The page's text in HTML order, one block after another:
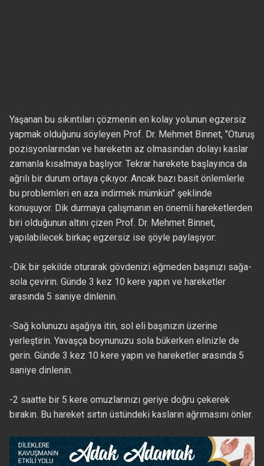
Yaşanan bu sıkıntıları çözmenin en kolay yolunun egzersiz
yapmak olduğunu söyleyen Prof. Dr. Mehmet Binnet, "Oturuş
pozisyonlarından ve hareketin az olmasından dolayı kaslar
zamanla kısalmaya başlıyor. Tekrar harekete başlayınca da
ağrılı bir durum ortaya çıkıyor. Ancak bazı basit önlemlerle
bu problemleri en aza indirmek mümkün" şeklinde
konuşuyor. Dik durmaya çalışmanın en önemli hareketlerden
biri olduğunun altını çizen Prof. Dr. Mehmet Binnet,
yapılabilecek birkaç egzersiz ise şöyle paylaşıyor:
-Dik bir şekilde oturarak gövdenizi eğmeden başınızı sağa-
sola çevirin. Günde 3 kez 10 kere yapın ve hareketler
arasında 5 saniye dinlenin.
-Sağ kolunuzu aşağıya itin, sol eli başınızın üzerine
yerleştirin. Yavaşça boynunuzu sola bükerken elinizle de
gerin. Günde 3 kez 10 kere yapın ve hareketler arasında 5
saniye dinlenin.
-2 saatte bir 5 kere omuzlarınızı geriye doğru çekerek
bırakın. Bu hareket sırtın üstündeki kasların ağrımasını önler.